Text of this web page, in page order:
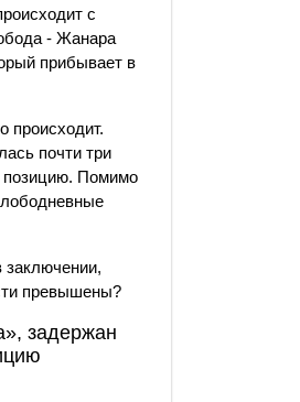
с
- Жанара
прибывает в
происходит.
почти три
позицию. Помимо
заключении,
превышены?
задержан